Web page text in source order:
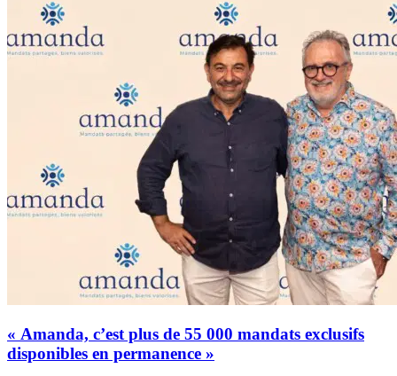
« Amanda, c’est plus de 55 000 mandats exclusifs
disponibles en permanence »